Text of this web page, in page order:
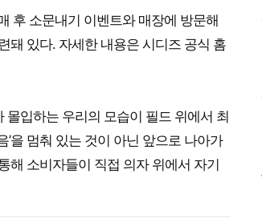
후 소문내기 이벤트와 매장에 방문해
돼 있다. 자세한 내용은 시디즈 공식 홈
몰입하는 우리의 모습이 필드 위에서 최
을 멈춰 있는 것이 아닌 앞으로 나아가
해 소비자들이 직접 의자 위에서 자기